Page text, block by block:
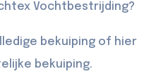
Vochtbestrijding?
bekuiping of hier
bekuiping.